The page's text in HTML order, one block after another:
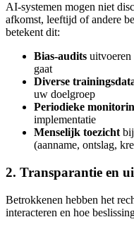
AI-systemen mogen niet
afkomst, leeftijd of andere
betekent dit:
Bias-audits uitvoeren
gaat
Diverse
uw doelgroep
Periodieke
implementatie
Menselijk toezicht
(aanname, ontslag,
2. Transparantie en
Betrokkenen hebben het
interacteren en hoe